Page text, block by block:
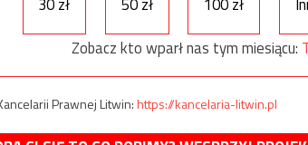
Zobacz kto wparł nas tym miesiącu:
Prawnej Litwin:https://kancelaria-litwin.pl